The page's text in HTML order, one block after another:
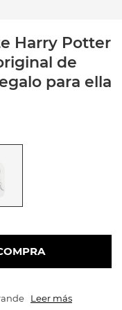
Harry Potter
de
para ella
Leer más